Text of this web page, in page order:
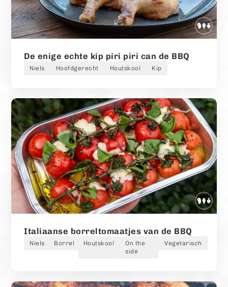
De enige echte kip piri piri can de BBQ
Niels Hoofdgerecht Houtskool Kip
Italiaanse borreltomaatjes van de BBQ
Niels Borrel Houtskool
On the
side
Vegetarisch